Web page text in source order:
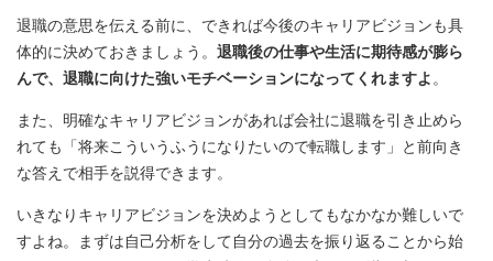
退職の意思を伝える前に、できれば今後のキャリアビジョンも具
体的に決めておきましょう。 退職後の仕事や生活に期待感が膨ら
んで、退職に向けた強いモチベーションになってくれますよ 。
また、明確なキャリアビジョンがあれば会社に退職を引き止めら
れても「将来こういうふうになりたいので転職します」と前向き
な答えで相手を説得できます。
いきなりキャリアビジョンを決めようとしてもなかなか難しいで
すよね。まずは自己分析をして自分の過去を振り返ることから始